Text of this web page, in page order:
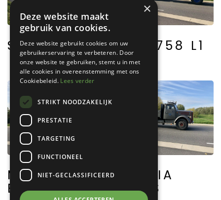
SCANIA L61 MAN 758 L1
MERCEDES
BENZ 312
SCANIA
VABIS
×
Deze website maakt
gebruik van cookies.
Deze website gebruikt cookies om uw
gebruikerservaring te verbeteren. Door
onze website te gebruiken, stemt u in met
alle cookies in overeenstemming met ons
Cookiebeleid. Lees verder
STRIKT NOODZAKELIJK
PRESTATIE
TARGETING
FUNCTIONEEL
NIET-GECLASSIFICEERD